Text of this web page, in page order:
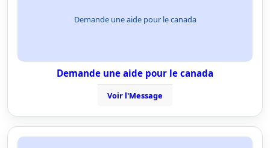
Demande une aide pour le canada
Demande une aide pour le canada
Voir l'Message